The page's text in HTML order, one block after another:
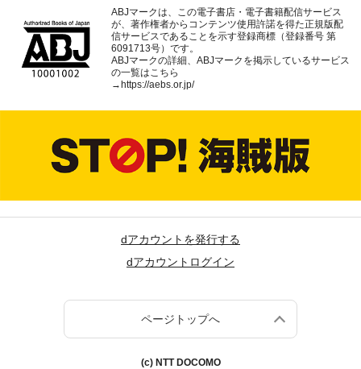
ABJマークは、この電子書店・電子書籍配信サービス
が、著作権者からコンテンツ使用許諾を得た正規版配
信サービスであることを示す登録商標（登録番号 第
6091713号）です。
ABJマークの詳細、ABJマークを掲示しているサービス
の一覧はこちら
→ https://aebs.or.jp/
dアカウントを発行する
dアカウントログイン
ページトップへ
(c) NTT DOCOMO